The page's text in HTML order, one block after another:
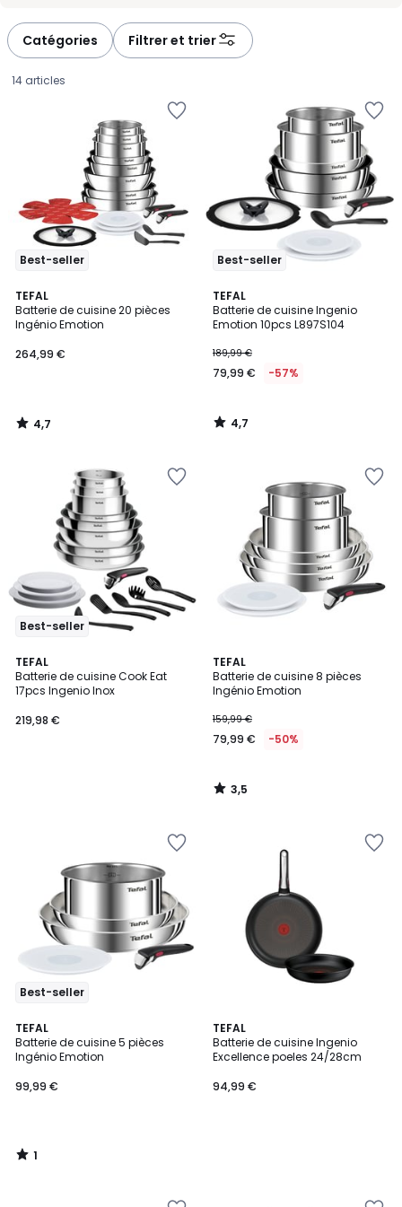
Catégories Filtrer et trier
14 articles
Best-seller
TEFAL
Batterie de cuisine 20 pièces
Ingénio Emotion
€.
264,99 €
4,7
/ 5
4,7
/
Best-seller
TEFAL
Batterie de cuisine Ingenio
Emotion 10pcs L897S104
189,99 €
79,99 € -57%
4,7
/ 5
4,7
/
Best-seller
TEFAL
Batterie de cuisine Cook Eat
17pcs Ingenio Inox
219,98 €
TEFAL
Batterie de cuisine 8 pièces
Ingénio Emotion
159,99 €
79,99 € -50%
3,5
/ 5
3,5
/
Best-seller
TEFAL
Batterie de cuisine 5 pièces
Ingénio Emotion
99,99 €
1
/
5
1
/
TEFAL
Batterie de cuisine Ingenio
Excellence poeles 24/28cm
94,99 €